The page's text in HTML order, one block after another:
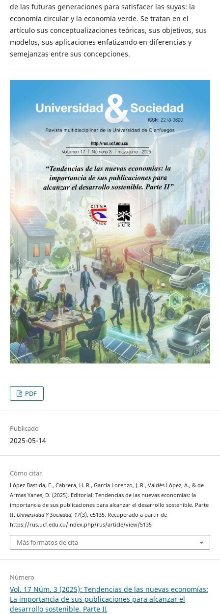
de las futuras generaciones para satisfacer las suyas: la
economía circular y la economía verde. Se tratan en el
artículo sus conceptualizaciones teóricas, sus objetivos, sus
modelos, sus aplicaciones enfatizando en diferencias y
semejanzas entre sus concepciones.
PDF
Publicado
2025-05-14
Cómo citar
López Bastida, E., Cabrera, H. R., García Lorenzo, J. R., Valdés López, A., & de
Armas Yanes, D. (2025). Editorial: Tendencias de las nuevas economías: la
importancia de sus publicaciones para alcanzar el desarrollo sostenible. Parte
II. Universidad Y Sociedad, 17(3), e5135. Recuperado a partir de
https://rus.ucf.edu.cu/index.php/rus/article/view/5135
Más formatos de cita
Número
Vol. 17 Núm. 3 (2025): Tendencias de las nuevas economías:
La importancia de sus publicaciones para alcanzar el
desarrollo sostenible. Parte II